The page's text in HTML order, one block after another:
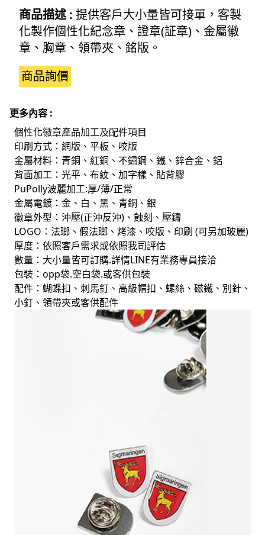
商品描述 : 提供客戶大小量皆可接單，客製
化製作個性化紀念章、證章(証章)、金屬徽
章、胸章、領帶夾、銘版。
商品詢價
更多內容 :
個性化徽章產品加工及配件項目
印刷方式：網版、平板、咬版
金屬材料：青銅、紅銅、不鏽鋼、鐵、鋅合金、鋁
背面加工：光平、布紋、加字樣、貼背膠
PuPolly波麗加工:厚/薄/正常
金屬電鍍：金、白、黑、青銅、銀
徽章外型：沖壓(正沖反沖)、蝕刻、壓鑄
LOGO：法瑯、假法瑯、烤漆、咬版、印刷 (可另加玻麗)
厚度：依照客戶需求或依照我司評估
數量：大小量皆可訂購.詳情LINE有業務專員接洽
包裝：opp袋.空白袋.或客供包裝
配件：蝴蝶扣、刺馬釘、高級帽扣、螺絲、磁鐵、別針、
小釘、領帶夾或客供配件